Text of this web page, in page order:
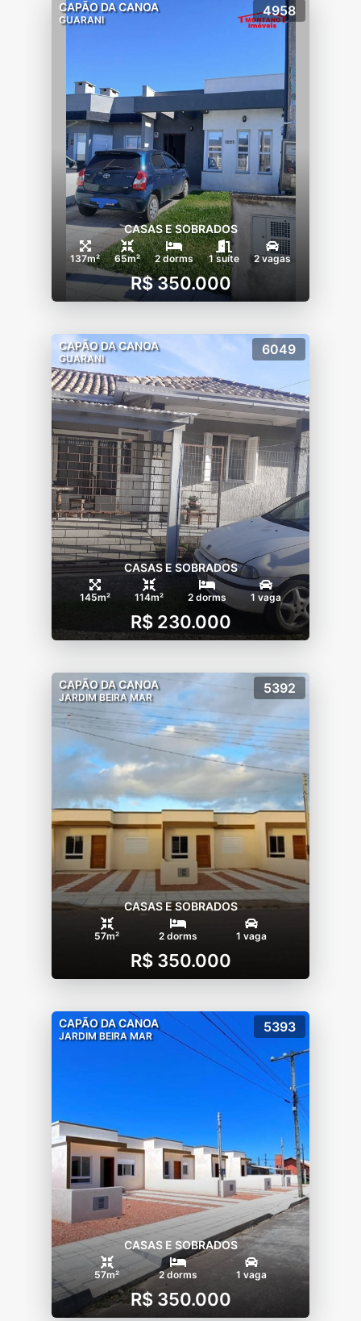
CAPÃO DA CANOA
GUARANI
4958
CASAS E SOBRADOS
137m² 65m² 2 dorms 1 suíte 2 vagas
R$ 350.000
CAPÃO DA CANOA
GUARANI
6049
CASAS E SOBRADOS
145m² 114m² 2 dorms 1 vaga
R$ 230.000
CAPÃO DA CANOA
JARDIM BEIRA MAR
5392
CASAS E SOBRADOS
57m² 2 dorms 1 vaga
R$ 350.000
CAPÃO DA CANOA
JARDIM BEIRA MAR
5393
CASAS E SOBRADOS
57m² 2 dorms 1 vaga
R$ 350.000